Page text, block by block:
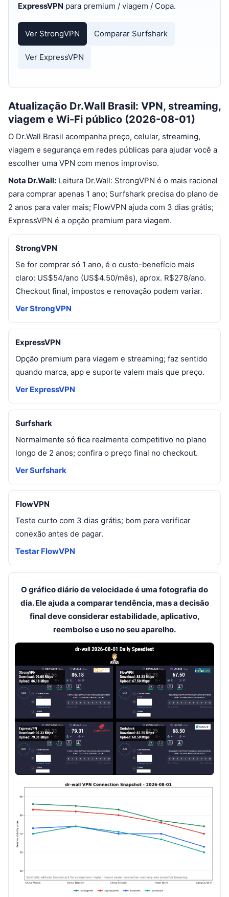
ExpressVPN para premium / viagem / Copa.
Ver StrongVPN Comparar Surfshark
Ver ExpressVPN
Atualização Dr.Wall Brasil: VPN, streaming,
viagem e Wi-Fi público (2026-08-01)
O Dr.Wall Brasil acompanha preço, celular, streaming,
viagem e segurança em redes públicas para ajudar você a
escolher uma VPN com menos improviso.
Nota Dr.Wall: Leitura Dr.Wall: StrongVPN é o mais racional
para comprar apenas 1 ano; Surfshark precisa do plano de
2 anos para valer mais; FlowVPN ajuda com 3 dias grátis;
ExpressVPN é a opção premium para viagem.
StrongVPN
Se for comprar só 1 ano, é o custo-benefício mais
claro: US$54/ano (US$4.50/mês), aprox. R$278/ano.
Checkout final, impostos e renovação podem variar.
Ver StrongVPN
ExpressVPN
Opção premium para viagem e streaming; faz sentido
quando marca, app e suporte valem mais que preço.
Ver ExpressVPN
Surfshark
Normalmente só fica realmente competitivo no plano
longo de 2 anos; confira o preço final no checkout.
Ver Surfshark
FlowVPN
Teste curto com 3 dias grátis; bom para verificar
conexão antes de pagar.
Testar FlowVPN
O gráfico diário de velocidade é uma fotografia do
dia. Ele ajuda a comparar tendência, mas a decisão
final deve considerar estabilidade, aplicativo,
reembolso e uso no seu aparelho.